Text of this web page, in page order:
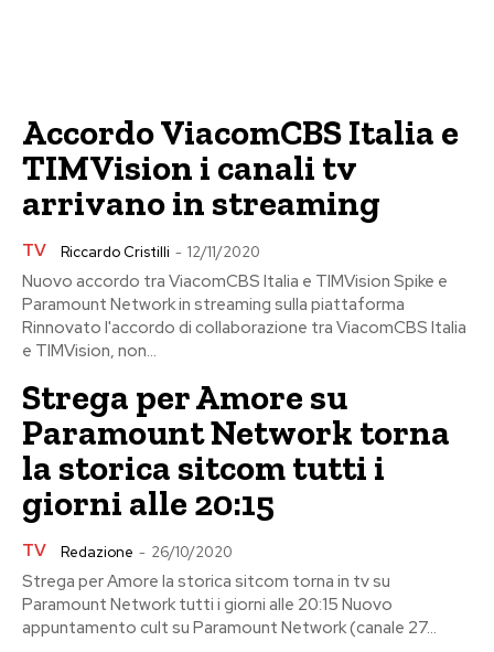
Accordo ViacomCBS Italia e
TIMVision i canali tv
arrivano in streaming
TV Riccardo Cristilli - 12/11/2020
Nuovo accordo tra ViacomCBS Italia e TIMVision Spike e
Paramount Network in streaming sulla piattaforma
Rinnovato l'accordo di collaborazione tra ViacomCBS Italia
e TIMVision, non...
Strega per Amore su
Paramount Network torna
la storica sitcom tutti i
giorni alle 20:15
TV Redazione - 26/10/2020
Strega per Amore la storica sitcom torna in tv su
Paramount Network tutti i giorni alle 20:15 Nuovo
appuntamento cult su Paramount Network (canale 27...